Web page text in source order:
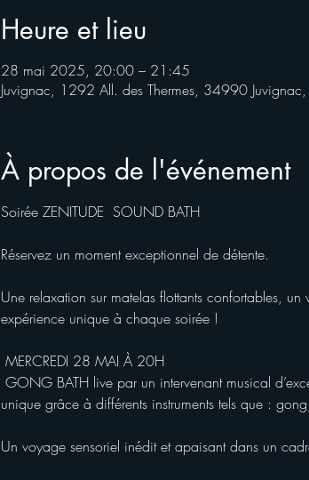
Heure et lieu
28 mai 2025, 20:00 – 21:45
Juvignac, 1292 All. des Thermes, 34990 Juvignac,
À propos de l'événement
Soirée ZENITUDE  SOUND BATH
Réservez un moment exceptionnel de détente.
Une relaxation sur matelas flottants confortables,
expérience unique à chaque soirée !
MERCREDI 28 MAI À 20H
GONG BATH live par un intervenant musical
unique grâce à différents instruments tels que :
Un voyage sensoriel inédit et apaisant dans un